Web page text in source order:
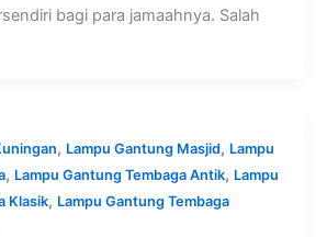
bagi para jamaahnya. Salah
, Lampu Gantung Masjid, Lampu
, Lampu Gantung Tembaga Antik, Lampu
Klasik, Lampu Gantung Tembaga